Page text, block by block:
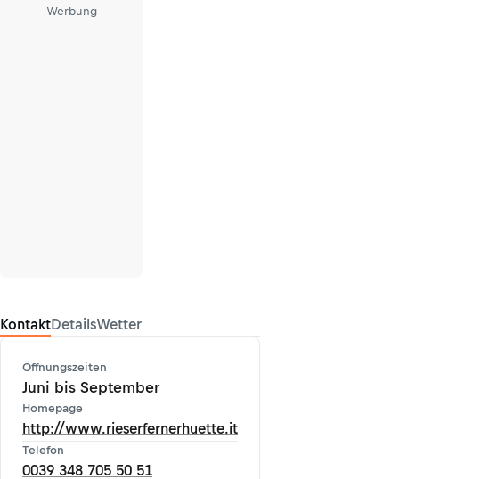
Werbung
KontaktDetailsWetter
Öffnungszeiten
Juni bis September
Homepage
http://www.rieserfernerhuette.it
Telefon
0039 348 705 50 51